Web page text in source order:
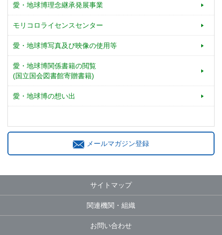
愛・地球博理念継承発展事業
モリコロライセンスセンター
愛・地球博写真及び映像の使用等
愛・地球博関係書籍の閲覧
(国立国会図書館寄贈書籍)
愛・地球博の想い出
メールマガジン登録
サイトマップ
関連機関・組織
お問い合わせ